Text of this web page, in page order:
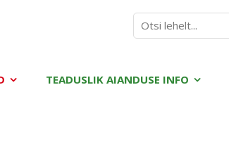
TEADUSLIK AIANDUSE INFO